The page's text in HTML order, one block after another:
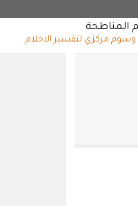
المناطحة
مركزي لتفسير الاحلام